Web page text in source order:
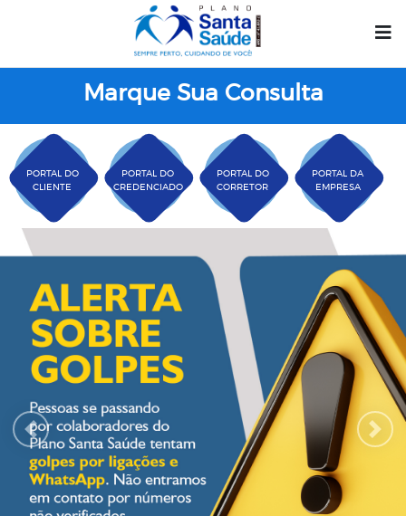
Marque Sua Consulta
PORTAL DO
CLIENTE
PORTAL DO
CREDENCIADO
PORTAL DO
CORRETOR
PORTAL DA
EMPRESA
Plano Santa Casa
Previous Next